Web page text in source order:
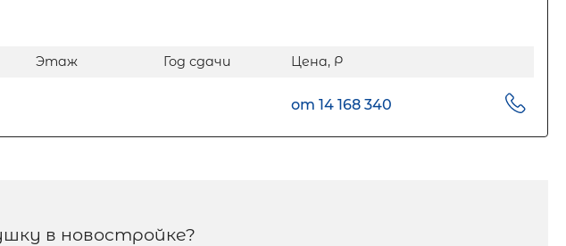
Этаж Год сдачи Цена, Р
от 14 168 340
в новостройке?